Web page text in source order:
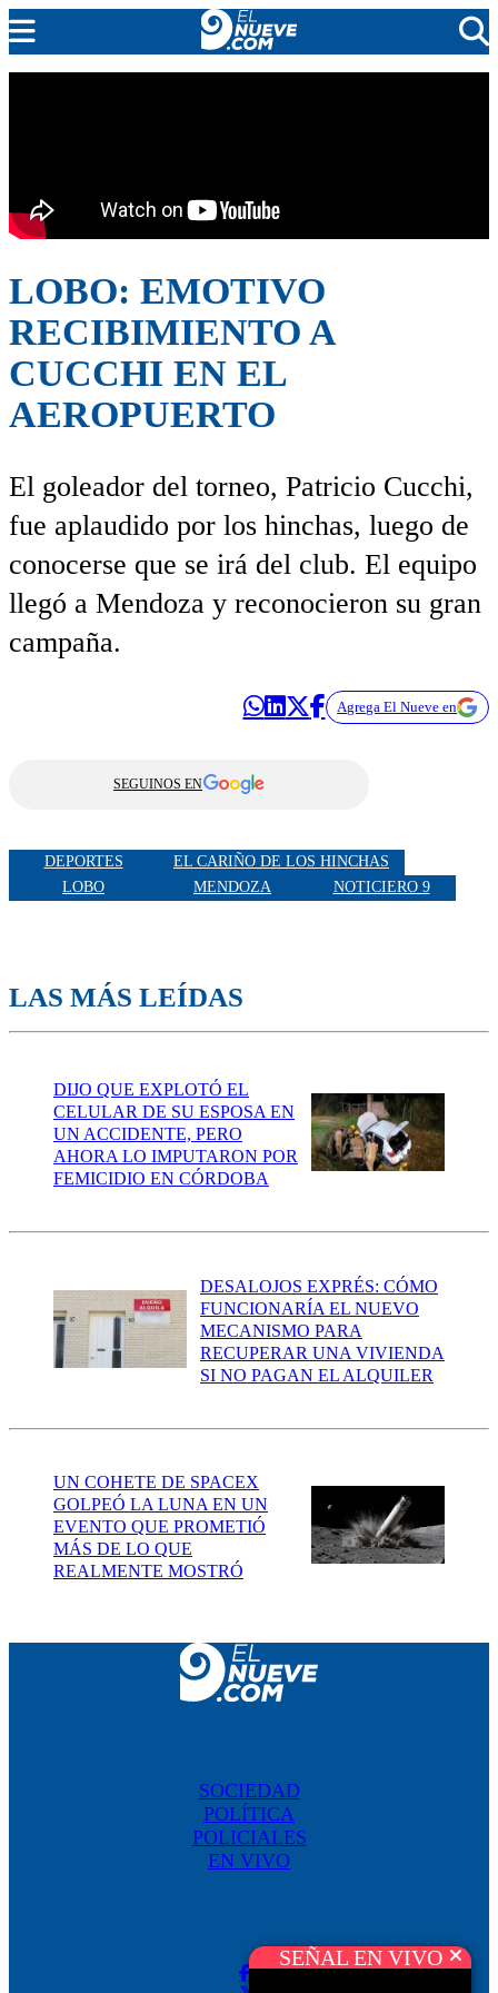
POLICIALES
EN VIVO
SEÑAL EN VIVO
LOBO: EMOTIVO
RECIBIMIENTO A
CUCCHI EN EL
AEROPUERTO
El goleador del torneo, Patricio Cucchi,
fue aplaudido por los hinchas, luego de
conocerse que se irá del club. El equipo
llegó a Mendoza y reconocieron su gran
campaña.
Agrega El Nueve en
SEGUINOS EN
DEPORTES
EL CARIÑO DE LOS HINCHAS
LOBO
MENDOZA NOTICIERO 9
LAS MÁS LEÍDAS
DIJO QUE EXPLOTÓ EL
CELULAR DE SU ESPOSA EN
UN ACCIDENTE, PERO
AHORA LO IMPUTARON POR
FEMICIDIO EN CÓRDOBA
DESALOJOS EXPRÉS: CÓMO
FUNCIONARÍA EL NUEVO
MECANISMO PARA
RECUPERAR UNA VIVIENDA
SI NO PAGAN EL ALQUILER
UN COHETE DE SPACEX
GOLPEÓ LA LUNA EN UN
EVENTO QUE PROMETIÓ
MÁS DE LO QUE
REALMENTE MOSTRÓ
SOCIEDAD
POLÍTICA
POLICIALES
EN VIVO